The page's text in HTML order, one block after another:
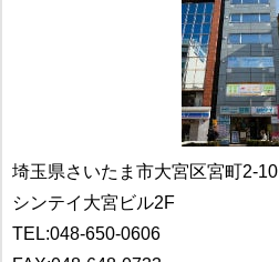
埼玉県さいたま市大宮区宮町2-10
シンテイ大宮ビル2F
TEL:048-650-0606